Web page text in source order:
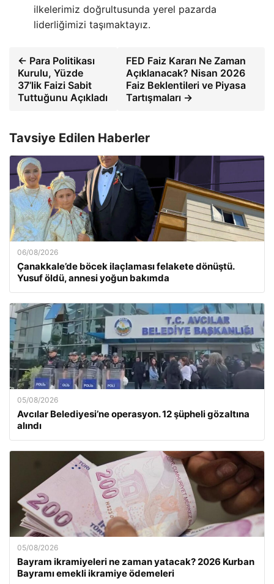
ilkelerimiz doğrultusunda yerel pazarda
liderliğimizi taşımaktayız.
← Para Politikası
Kurulu, Yüzde
37’lik Faizi Sabit
Tuttuğunu Açıkladı
FED Faiz Kararı Ne Zaman
Açıklanacak? Nisan 2026
Faiz Beklentileri ve Piyasa
Tartışmaları →
Tavsiye Edilen Haberler
06/08/2026
Çanakkale’de böcek ilaçlaması felakete dönüştü.
Yusuf öldü, annesi yoğun bakımda
05/08/2026
Avcılar Belediyesi’ne operasyon. 12 şüpheli gözaltına
alındı
05/08/2026
Bayram ikramiyeleri ne zaman yatacak? 2026 Kurban
Bayramı emekli ikramiye ödemeleri